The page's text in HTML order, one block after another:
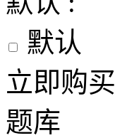
默认
立即购买
题库